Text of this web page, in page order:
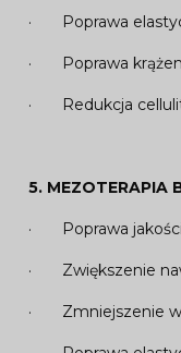
· Poprawa
· Poprawa
· Redukcja
5. MEZOTERAPIA
· Poprawa
· Zwiększenie
· Zmniejszenie